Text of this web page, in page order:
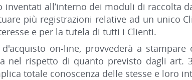
all’interno dei moduli di raccolta
più registrazioni relative ad un unico
e per la tutela di tutti i Clienti.
on-line, provvederà a stampare
nel rispetto di quanto previsto dagli art.
totale conoscenza delle stesse e loro